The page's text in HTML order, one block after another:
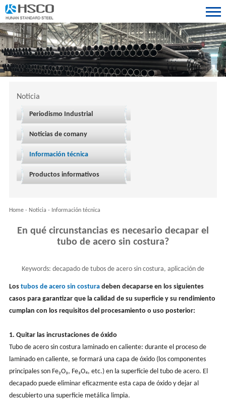
Noticia
Periodismo Industrial
Noticias de comany
Información técnica
Productos informativos
Home- Noticia - Información técnica
En qué circunstancias es necesario decapar el
tubo de acero sin costura?
Keywords: decapado de tubos de acero sin costura, aplicación de
decapado de tubos sin costura, escenarios
Los tubos de acero sin costuradeben decaparse en los siguientes
casos para garantizar que la calidad de su superficie y su rendimiento
cumplan con los requisitos del procesamiento o uso posterior:
1. Quitar las incrustaciones de óxido
Tubo de acero sin costura laminado en caliente: durante el proceso de
laminado en caliente, se formará una capa de óxido (los componentes
principales son Fe₂O₃, Fe₃O₄, etc.) en la superficie del tubo de acero. El
decapado puede eliminar eficazmente esta capa de óxido y dejar al
descubierto una superficie metálica limpia.